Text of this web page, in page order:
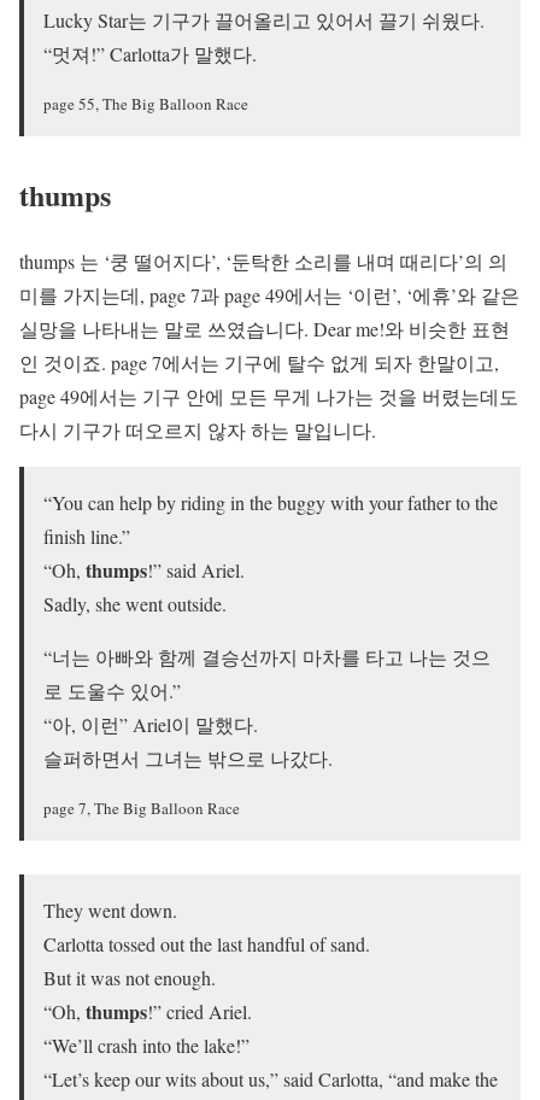
Lucky Star는 기구가 끌어올리고 있어서 끌기 쉬웠다.
“멋져!” Carlotta가 말했다.
page 55, The Big Balloon Race
thumps
thumps 는 ‘쿵 떨어지다’, ‘둔탁한 소리를 내며 때리다’의 의
미를 가지는데, page 7과 page 49에서는 ‘이런’, ‘에휴’와 같은
실망을 나타내는 말로 쓰였습니다. Dear me!와 비슷한 표현
인 것이죠. page 7에서는 기구에 탈수 없게 되자 한말이고,
page 49에서는 기구 안에 모든 무게 나가는 것을 버렸는데도
다시 기구가 떠오르지 않자 하는 말입니다.
“You can help by riding in the buggy with your father to the
finish line.”
“Oh, thumps!” said Ariel.
Sadly, she went outside.
“너는 아빠와 함께 결승선까지 마차를 타고 나는 것으
로 도울수 있어.”
“아, 이런” Ariel이 말했다.
슬퍼하면서 그녀는 밖으로 나갔다.
page 7, The Big Balloon Race
They went down.
Carlotta tossed out the last handful of sand.
But it was not enough.
“Oh, thumps!” cried Ariel.
“We’ll crash into the lake!”
“Let’s keep our wits about us,” said Carlotta, “and make the